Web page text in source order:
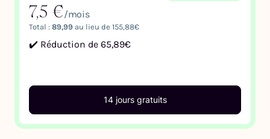
7,5 €/mois
Total : 89,99 au lieu de 155,88€
✔️ Réduction de 65,89€
14 jours gratuits